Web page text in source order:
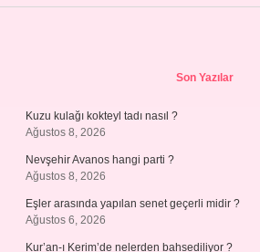
Son Yazılar
Kuzu kulağı kokteyl tadı nasıl ?
Ağustos 8, 2026
Nevşehir Avanos hangi parti ?
Ağustos 8, 2026
Eşler arasında yapılan senet geçerli midir ?
Ağustos 6, 2026
Kur’an-ı Kerim’de nelerden bahsediliyor ?